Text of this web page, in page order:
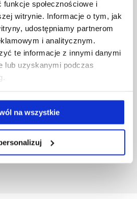
społecznościowe i
witrynie. Informacje o tym, jak
udostępniamy partnerom
i analitycznym.
te informacje z innymi danymi
lub uzyskanymi podczas
na wszystkie